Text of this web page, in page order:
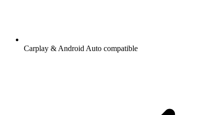
Carplay & Android Auto compatible